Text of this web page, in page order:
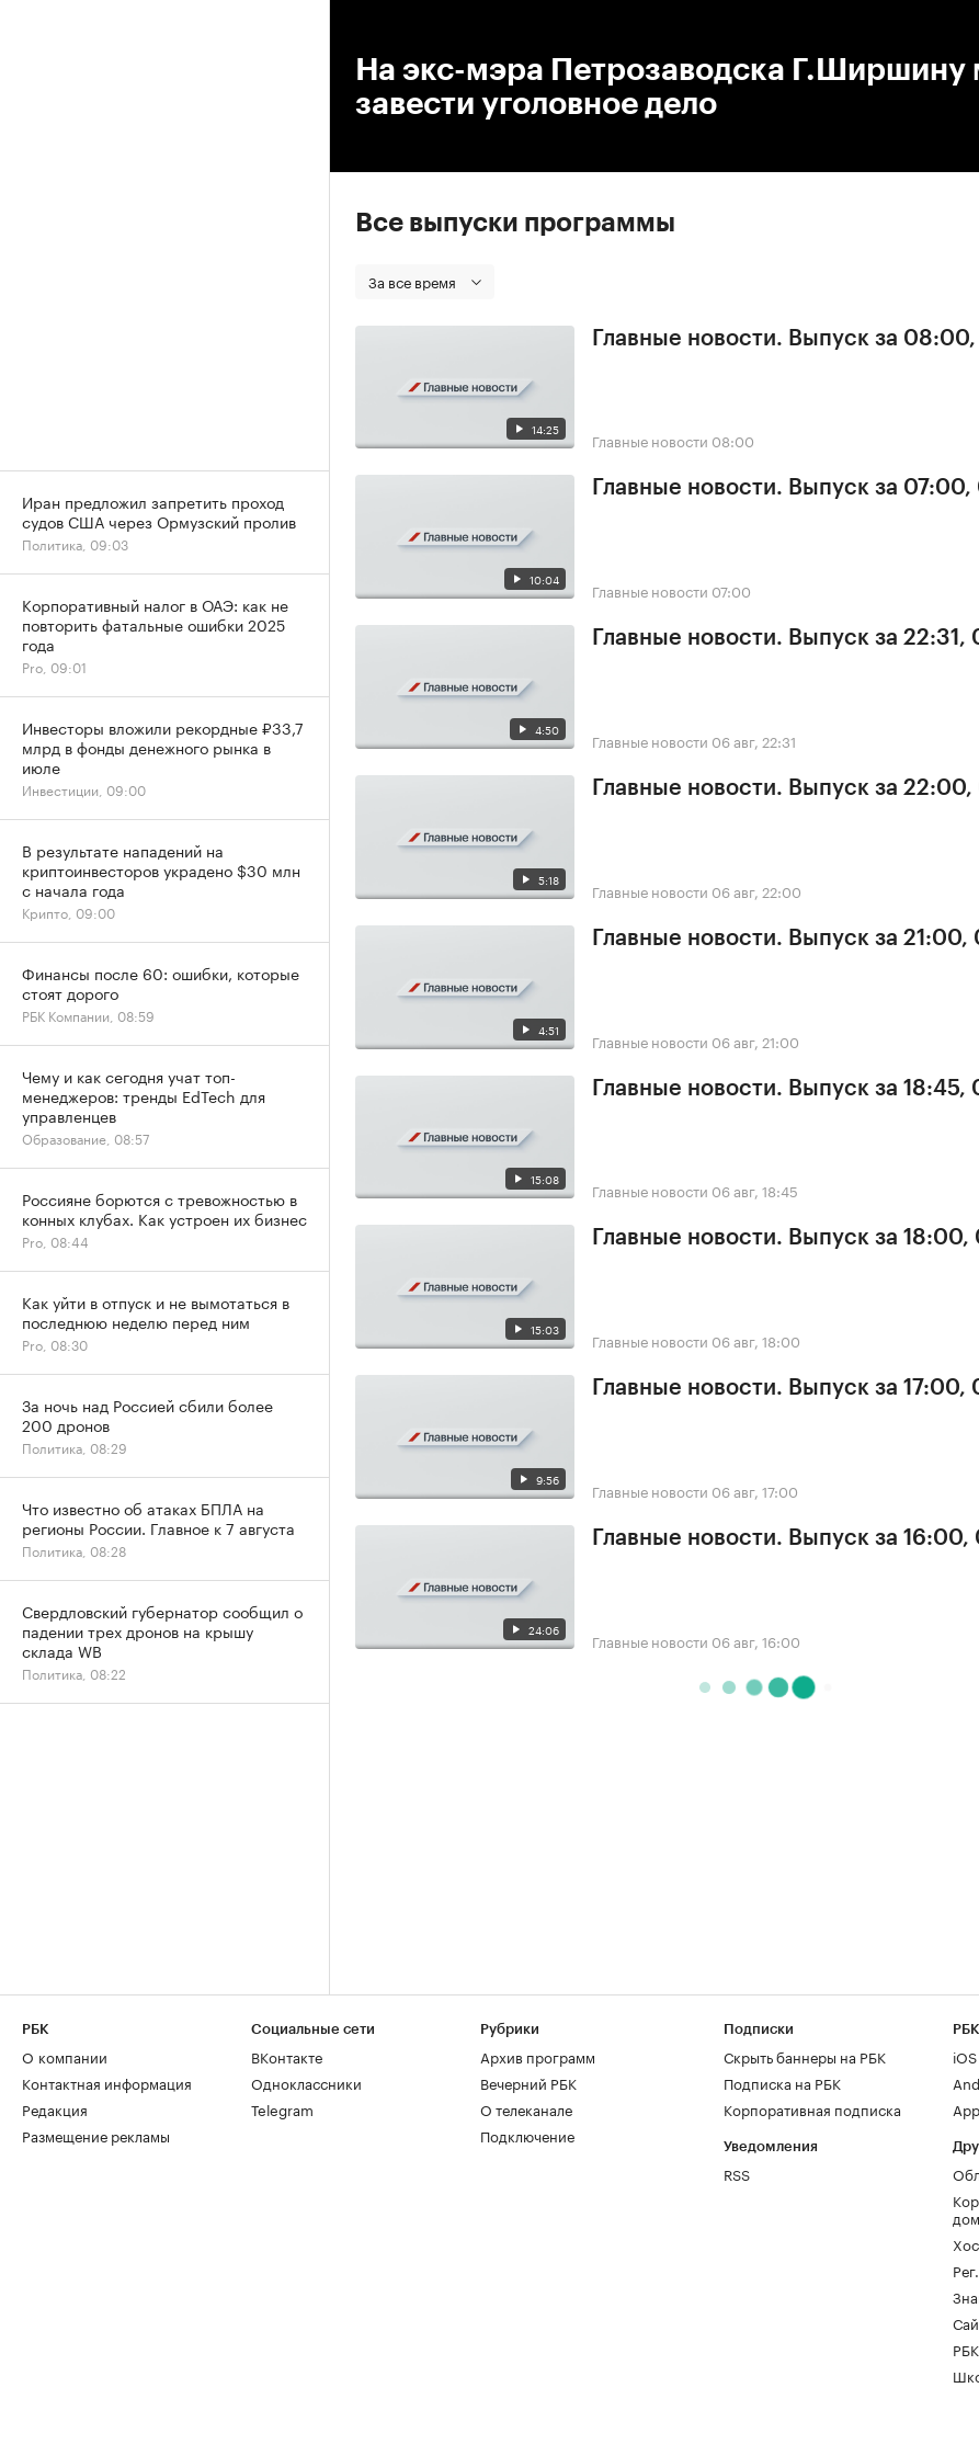
На экс-мэра Петрозаводска Г.Ширшину
завести уголовное дело
Все выпуски программы
За все время
14:25
Главные новости. Выпуск за
Главные новости 08:00
10:04
Главные новости. Выпуск за
Главные новости 07:00
4:50
Главные новости. Выпуск за
Главные новости 06 авг, 22:31
5:18
Главные новости. Выпуск за
Главные новости 06 авг, 22:00
4:51
Главные новости. Выпуск за
Главные новости 06 авг, 21:00
15:08
Главные новости. Выпуск за
Главные новости 06 авг, 18:45
15:03
Главные новости. Выпуск за
Главные новости 06 авг, 18:00
9:56
Главные новости. Выпуск за
Главные новости 06 авг, 17:00
24:06
Главные новости. Выпуск за
Главные новости 06 авг, 16:00
Иран предложил запретить проход
судов США через Ормузский пролив
Политика, 09:03
Корпоративный налог в ОАЭ: как не
повторить фатальные ошибки 2025
года
Pro, 09:01
Инвесторы вложили рекордные ₽33,7
млрд в фонды денежного рынка в
июле
Инвестиции, 09:00
В результате нападений на
криптоинвесторов украдено $30 млн
с начала года
Крипто, 09:00
Финансы после 60: ошибки, которые
стоят дорого
РБК Компании, 08:59
Чему и как сегодня учат топ-
менеджеров: тренды EdTech для
управленцев
Образование, 08:57
Россияне борются с тревожностью в
конных клубах. Как устроен их бизнес
Pro, 08:44
Как уйти в отпуск и не вымотаться в
последнюю неделю перед ним
Pro, 08:30
За ночь над Россией сбили более
200 дронов
Политика, 08:29
Что известно об атаках БПЛА на
регионы России. Главное к 7 августа
Политика, 08:28
Свердловский губернатор сообщил о
падении трех дронов на крышу
склада WB
Политика, 08:22
РБК
О компании
Контактная информация
Редакция
Размещение рекламы
Социальные сети
ВКонтакте
Одноклассники
Telegram
Рубрики
Архив программ
Вечерний РБК
О телеканале
Подключение
Подписки
Скрыть баннеры на РБК
Подписка на РБК
Корпоративная подписка
Уведомления
RSS
iOS